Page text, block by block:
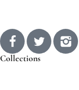
Collections